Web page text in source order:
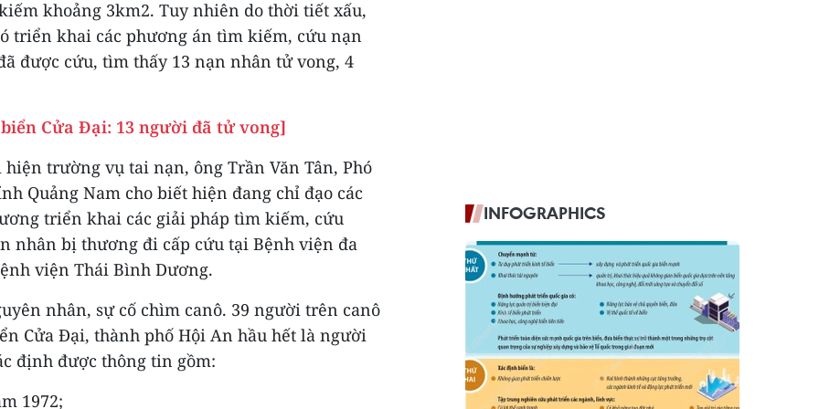
khoảng 3km2. Tuy nhiên do thời tiết xấu,
triển khai các phương án tìm kiếm, cứu nạn
được cứu, tìm thấy 13 nạn nhân tử vong, 4
Cửa Đại: 13 người đã tử vong]
trường vụ tai nạn, ông Trần Văn Tân, Phó
Quảng Nam cho biết hiện đang chỉ đạo các
triển khai các giải pháp tìm kiếm, cứu
nhân bị thương đi cấp cứu tại Bệnh viện đa
viện Thái Bình Dương.
nhân, sự cố chìm canô. 39 người trên canô
Cửa Đại, thành phố Hội An hầu hết là người
định được thông tin gồm:
1972;
INFOGRAPHICS